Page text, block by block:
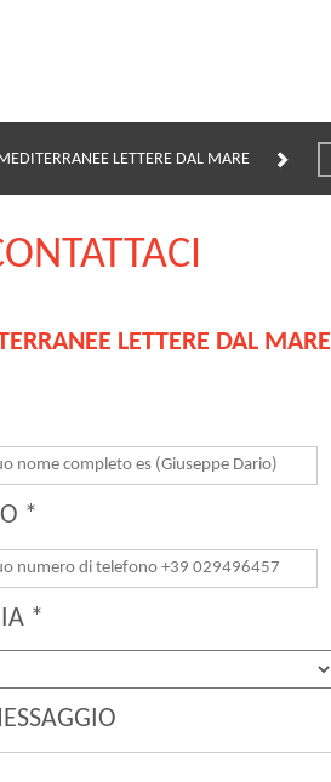
LETTERE DAL MARE
LETTERE DAL MARE
*
*